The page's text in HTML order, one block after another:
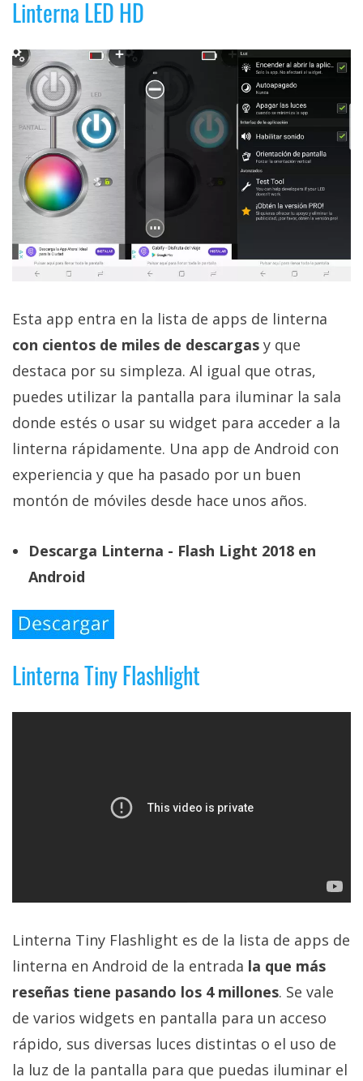
Linterna LED HD
Esta app entra en la lista de apps de linterna
con cientos de miles de descargas y que
destaca por su simpleza. Al igual que otras,
puedes utilizar la pantalla para iluminar la sala
donde estés o usar su widget para acceder a la
linterna rápidamente. Una app de Android con
experiencia y que ha pasado por un buen
montón de móviles desde hace unos años.
Descarga Linterna - Flash Light 2018 en
Android
Linterna Tiny Flashlight
Linterna Tiny Flashlight es de la lista de apps de
linterna en Android de la entrada la que más
reseñas tiene pasando los 4 millones. Se vale
de varios widgets en pantalla para un acceso
rápido, sus diversas luces distintas o el uso de
la luz de la pantalla para que puedas iluminar el